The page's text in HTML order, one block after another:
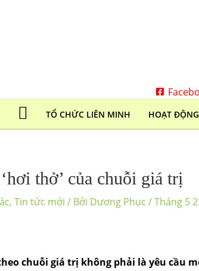
TỔ CHỨC LIÊN MINH HOẠT ĐỘNG
thở’ của chuỗi giá trị
, Tin tức mới / Bởi Dương Phục /Tháng 5
chuỗi giá trị không phải là yêu cầu